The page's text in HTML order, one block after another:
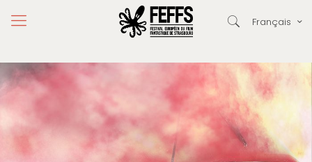
Français